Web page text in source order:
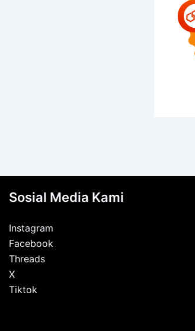
Sosial Media Kami
Instagram
Facebook
Threads
X
Tiktok